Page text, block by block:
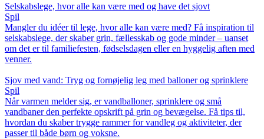
Selskabslege, hvor alle kan være med og have det sjovt
Spil
Mangler du idéer til lege, hvor alle kan være med? Få inspiration til
selskabslege, der skaber grin, fællesskab og gode minder – uanset
om det er til familiefesten, fødselsdagen eller en hyggelig aften med
venner.
Sjov med vand: Tryg og fornøjelig leg med balloner og sprinklere
Spil
Når varmen melder sig, er vandballoner, sprinklere og små
vandbaner den perfekte opskrift på grin og bevægelse. Få tips til,
hvordan du skaber trygge rammer for vandleg og aktiviteter, der
passer til både børn og voksne.